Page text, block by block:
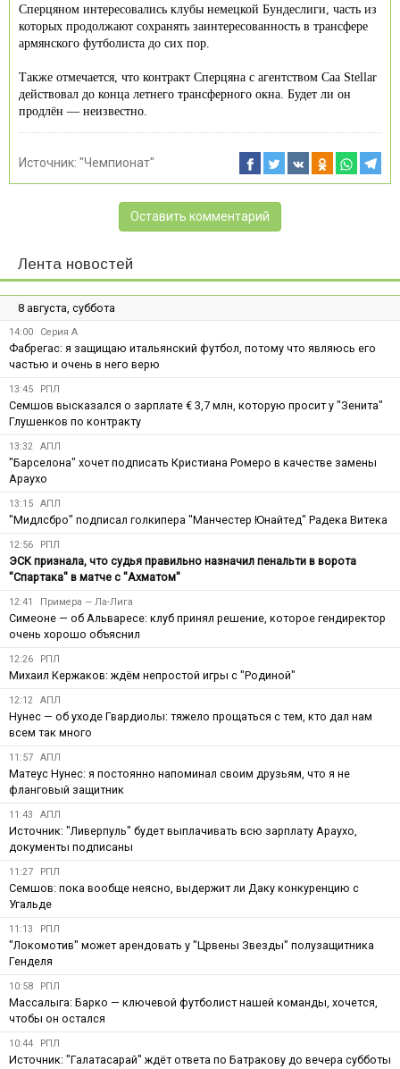
Сперцяном интересовались клубы немецкой Бундеслиги, часть из
которых продолжают сохранять заинтересованность в трансфере
армянского футболиста до сих пор.
Также отмечается, что контракт Сперцяна с агентством Caa Stellar
действовал до конца летнего трансферного окна. Будет ли он
продлён — неизвестно.
Источник: "Чемпионат"
Оставить комментарий
Лента новостей
8 августа, суббота
14:00 Серия А
Фабрегас: я защищаю итальянский футбол, потому что являюсь его
частью и очень в него верю
13:45 РПЛ
Семшов высказался о зарплате € 3,7 млн, которую просит у "Зенита"
Глушенков по контракту
13:32 АПЛ
"Барселона" хочет подписать Кристиана Ромеро в качестве замены
Араухо
13:15 АПЛ
"Мидлсбро" подписал голкипера "Манчестер Юнайтед" Радека Витека
12:56 РПЛ
ЭСК признала, что судья правильно назначил пенальти в ворота
"Спартака" в матче с "Ахматом"
12:41 Примера — Ла-Лига
Симеоне — об Альваресе: клуб принял решение, которое гендиректор
очень хорошо объяснил
12:26 РПЛ
Михаил Кержаков: ждём непростой игры с "Родиной"
12:12 АПЛ
Нунес — об уходе Гвардиолы: тяжело прощаться с тем, кто дал нам
всем так много
11:57 АПЛ
Матеус Нунес: я постоянно напоминал своим друзьям, что я не
фланговый защитник
11:43 АПЛ
Источник: "Ливерпуль" будет выплачивать всю зарплату Араухо,
документы подписаны
11:27 РПЛ
Семшов: пока вообще неясно, выдержит ли Даку конкуренцию с
Угальде
11:13 РПЛ
"Локомотив" может арендовать у "Црвены Звезды" полузащитника
Генделя
10:58 РПЛ
Массалыга: Барко — ключевой футболист нашей команды, хочется,
чтобы он остался
10:44 РПЛ
Источник: "Галатасарай" ждёт ответа по Батракову до вечера субботы